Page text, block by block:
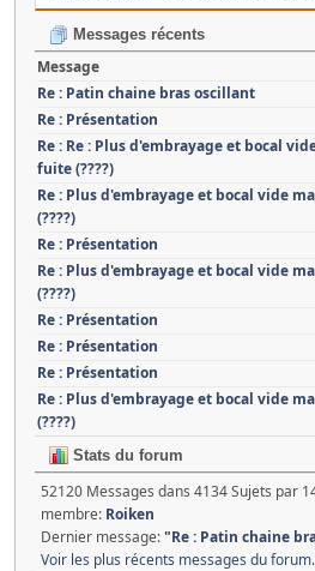
Messages récents
Message
Re : Patin chaine bras oscillant
Re : Présentation
Re : Re : Plus d'embrayage et bocal
fuite (????)
Re : Plus d'embrayage et bocal vide
(????)
Re : Présentation
Re : Plus d'embrayage et bocal vide
(????)
Re : Présentation
Re : Présentation
Re : Présentation
Re : Plus d'embrayage et bocal vide
(????)
Stats du forum
52120 Messages dans 4134 Sujets par
membre: Roiken
Dernier message:"Re : Patin chaine
Voir les plus récents messages du forum.